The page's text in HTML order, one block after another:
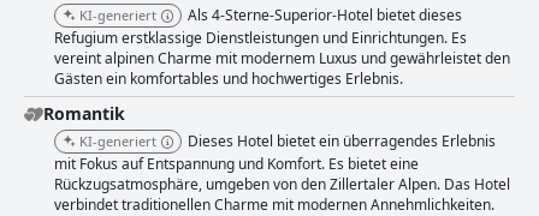
KI-generiert
Als 4-Sterne-Superior-Hotel bietet dieses
Refugium erstklassige Dienstleistungen und Einrichtungen. Es
vereint alpinen Charme mit modernem Luxus und gewährleistet den
Gästen ein komfortables und hochwertiges Erlebnis.
Romantik
KI-generiert
Dieses Hotel bietet ein überragendes Erlebnis
mit Fokus auf Entspannung und Komfort. Es bietet eine
Rückzugsatmosphäre, umgeben von den Zillertaler Alpen. Das Hotel
verbindet traditionellen Charme mit modernen Annehmlichkeiten.